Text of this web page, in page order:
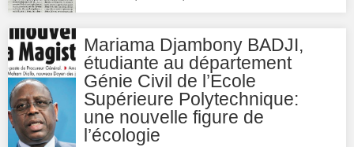
Mariama Djambony BADJI,
étudiante au département
Génie Civil de l’Ecole
Supérieure Polytechnique:
une nouvelle figure de
l’écologie